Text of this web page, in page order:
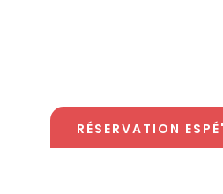
RÉSERVATION